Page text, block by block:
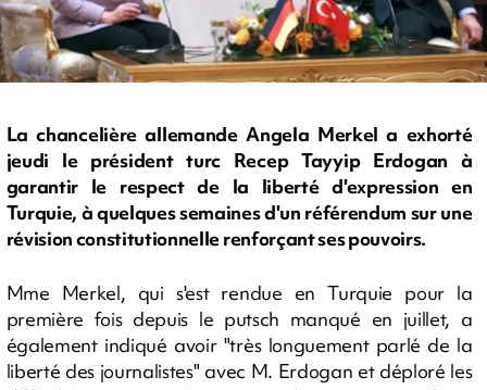
La chancelière allemande Angela Merkel a exhorté
jeudi le président turc Recep Tayyip Erdogan à
garantir le respect de la liberté d'expression en
Turquie, à quelques semaines d'un référendum sur une
révision constitutionnelle renforçant ses pouvoirs.
Mme Merkel, qui s'est rendue en Turquie pour la
première fois depuis le putsch manqué en juillet, a
également indiqué avoir "très longuement parlé de la
liberté des journalistes" avec M. Erdogan et déploré les